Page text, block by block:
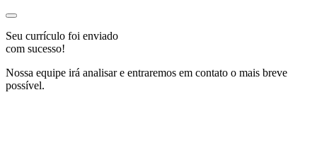
Seu currículo foi enviado
com sucesso!
Nossa equipe irá analisar e entraremos em contato o mais breve
possível.